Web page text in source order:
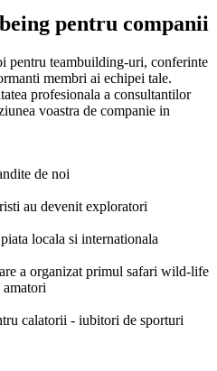
pentru companii
pentru teambuilding-uri, conferinte
membri ai echipei tale.
profesionala a consultantilor
voastra de companie in
de noi
au devenit exploratori
locala si internationala
a organizat primul safari wild-life
calatorii - iubitori de sporturi